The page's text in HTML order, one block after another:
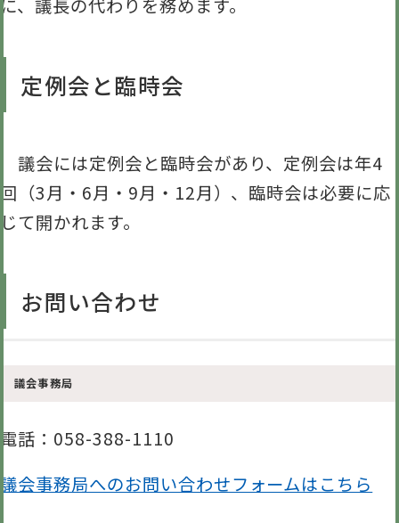
に、議長の代わりを務めます。
定例会と臨時会
議会には定例会と臨時会があり、定例会は年4
回（3月・6月・9月・12月）、臨時会は必要に応
じて開かれます。
お問い合わせ
議会事務局
電話 ：058-388-1110
議会事務局へのお問い合わせフォームはこちら